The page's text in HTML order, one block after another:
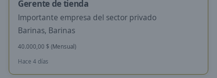
Gerente de tienda
Importante empresa del sector privado
Barinas, Barinas
40.000,00 $ (Mensual)
Hace 4 días